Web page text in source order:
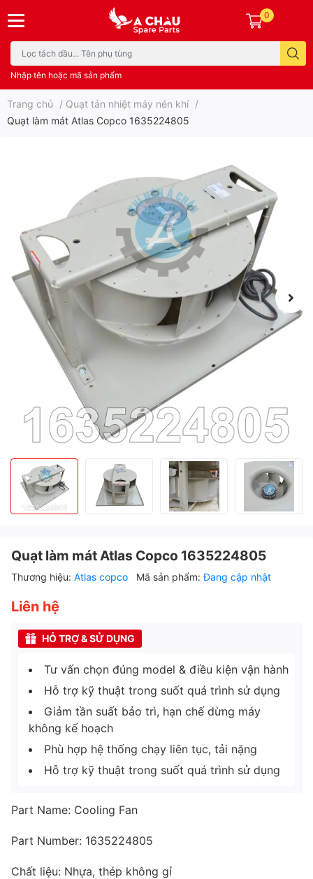
Nhập tên hoặc mã sản phẩm
0
Trang chủ / Quạt tản nhiệt máy nén khí /
Quạt làm mát Atlas Copco 1635224805
Quạt làm mát Atlas Copco 1635224805
Thương hiệu: Atlas copco Mã sản phẩm:Đang cập nhật
Liên hệ
HỖ TRỢ & SỬ DỤNG
Tư vấn chọn đúng model & điều kiện vận hành
Hỗ trợ kỹ thuật trong suốt quá trình sử dụng
Giảm tần suất bảo trì, hạn chế dừng máy
không kế hoạch
Phù hợp hệ thống chạy liên tục, tải nặng
Hỗ trợ kỹ thuật trong suốt quá trình sử dụng
Part Name: Cooling Fan
Part Number: 1635224805
Chất liệu: Nhựa, thép không gỉ